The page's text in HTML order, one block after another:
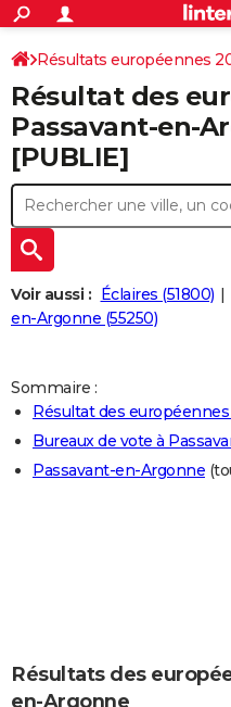
ACTUALITÉS
Politique
Société
Faits Divers
Education
Monde
Villes
+
SPORT
Coupe du monde 2026
Football
Tennis
Cyclisme
Rugby
Forum
Programme TV
TNT
Streaming
Cinéma
Sorties cinéma
Musique
+FINANCE
Retraite
Impôts
Epargne
Immobilier
Risques naturels par ville
Banque
Assurance
CréditAUTO
Essais
Réserver un essai
Citadines
Berlines
SUV
Forum auto
+HIGH-TECH
Mobiles
Meilleur smartphone
Internet
Ordinateurs
Jeux vidéo
Guide high-tech
+
BRICOLAGE
Forum
Aménagement intérieur
Extérieur
Cuisine
Salle de bains
Jardinage
Rangement
+
LIFESTYLE
Art de vivre
Bien-être
Loisirs
Mode
Modes de vie
SANTE
Alimentation
Guide de la santé
Maladies
Médicaments
Sommeil
VOYAGE
Carte de Noël
Carte Bonne année
Carte Saint-Valentin
Carte Pâques
Carte d'anniversaire
Résultats européennes
Résultat des
Passavant-en-
[PUBLIE]
Voir aussi : Éclaires (51800)
en-Argonne (55250)
Sommaire :
Résultat des
Bureaux de vote à
Passavant-en-Argonne
Résultats des
en-Argonne